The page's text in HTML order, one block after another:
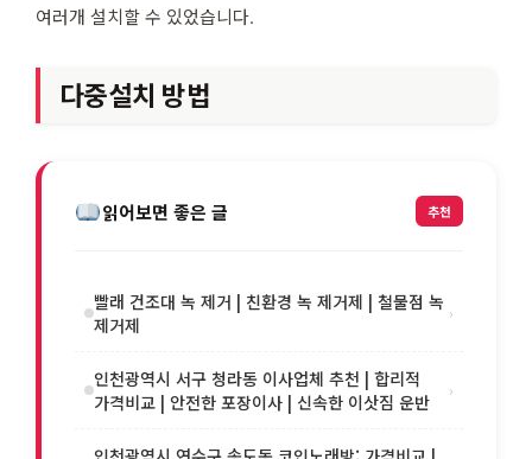
여러개 설치할 수 있었습니다.
다중설치 방법
읽어보면 좋은 글 추천
빨래 건조대 녹 제거 | 친환경 녹 제거제 | 철물점 녹
제거제
›
인천광역시 서구 청라동 이사업체 추천 | 합리적
가격비교 | 안전한 포장이사 | 신속한 이삿짐 운반
›